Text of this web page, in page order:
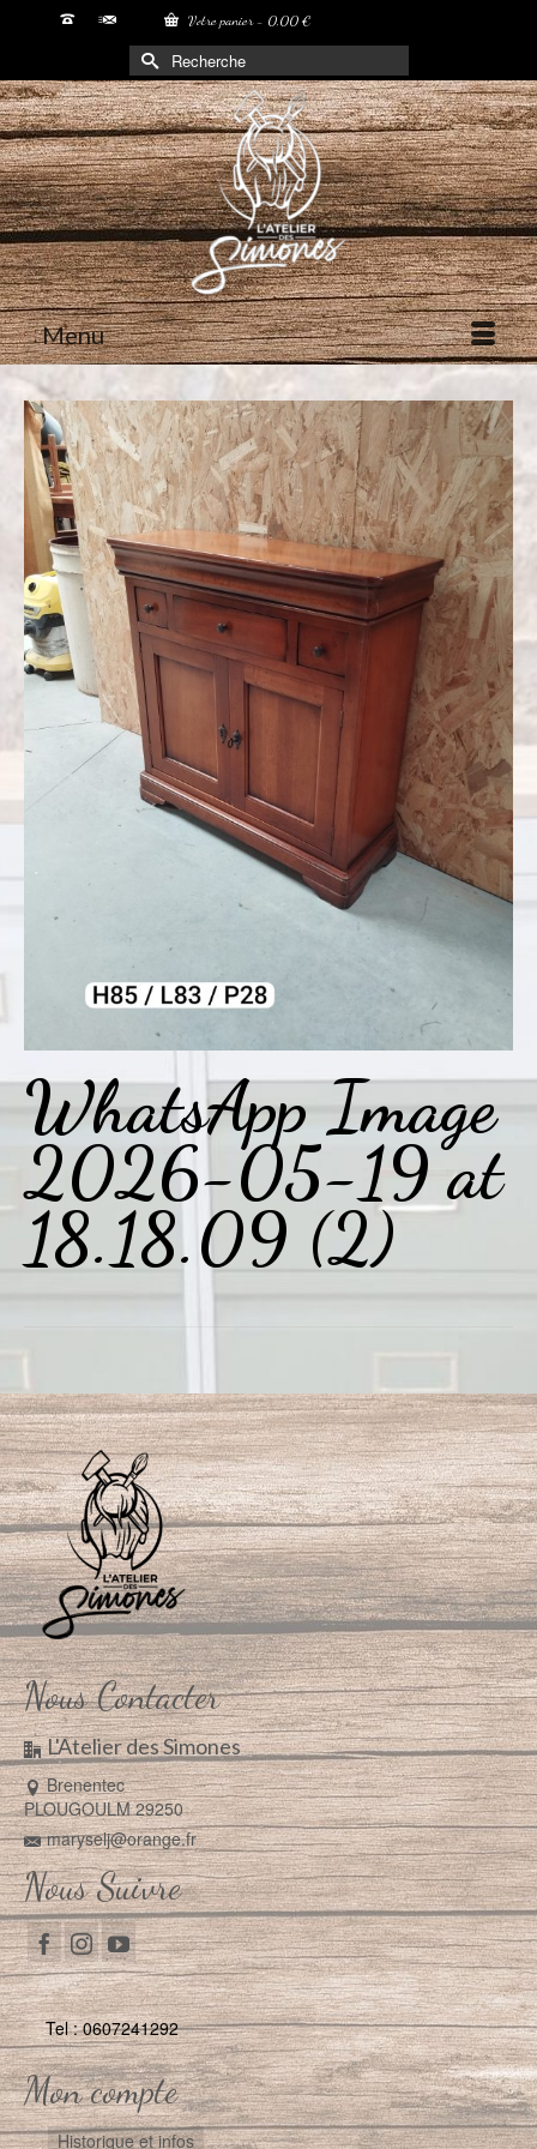
Votre panier- 0,00 €
Rechercher :
Menu
WhatsApp Image
2026-05-19 at
18.18.09 (2)
Nous Contacter
L'Atelier des Simones
Brenentec
PLOUGOULM 29250
maryselj@orange.fr
Nous Suivre
Tel : 0607241292
Mon compte
Historique et infos